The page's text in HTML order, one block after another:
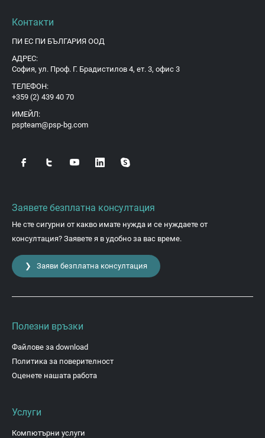
Контакти
ПИ ЕС ПИ БЪЛГАРИЯ ООД
АДРЕС:
София, ул. Проф. Г. Брадистилов 4, ет. 3, офис 3
ТЕЛЕФОН:
+359 (2) 439 40 70
ИМЕЙЛ:
pspteam@psp-bg.com
Заявете безплатна консултация
Не сте сигурни от какво имате нужда и се нуждаете от
консултация? Заявете я в удобно за вас време.
❯ Заяви безплатна консултация
Полезни връзки
Файлове за download
Политика за поверителност
Оценете нашата работа
Услуги
Компютърни услуги